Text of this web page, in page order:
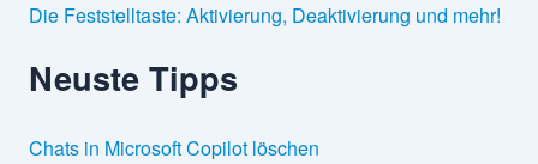
Die Feststelltaste: Aktivierung, Deaktivierung und mehr!
Neuste Tipps
Chats in Microsoft Copilot löschen